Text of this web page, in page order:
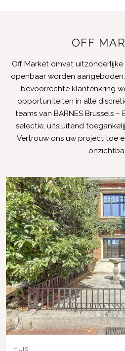
OFF
Off Market omvat
openbaar worden
bevoorrechte klantenkring
opportuniteiten in alle
teams van BARNES Brussels
selectie, uitsluitend
Vertrouw ons uw project toe
HUIS